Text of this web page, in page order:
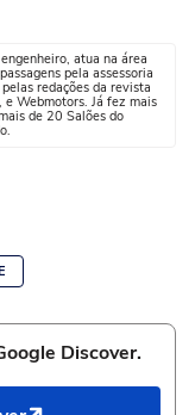
atua na área
pela assessoria
redações da revista
Webmotors. Já fez mais
de 20 Salões do
Discover.